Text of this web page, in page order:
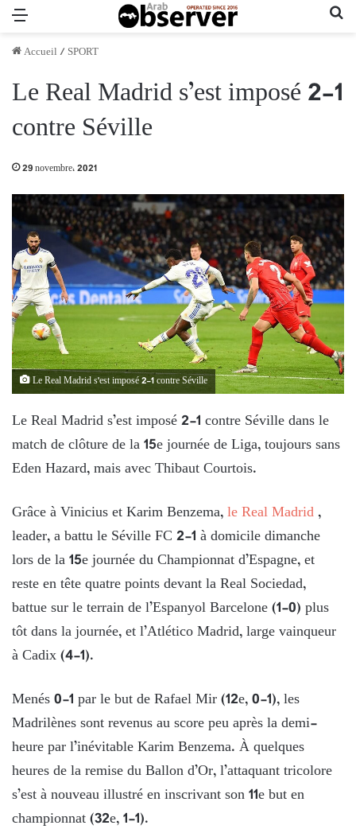
Accueil /SPORT
Le Real Madrid s’est imposé 2-1
contre Séville
29 novembre، 2021
Le Real Madrid s'est imposé 2-1 contre Séville
Le Real Madrid s’est imposé 2-1 contre Séville dans le
match de clôture de la 15e journée de Liga, toujours sans
Eden Hazard, mais avec Thibaut Courtois.
Grâce à Vinicius et Karim Benzema,le Real Madrid ,
leader, a battu le Séville FC 2-1 à domicile dimanche
lors de la 15e journée du Championnat d’Espagne, et
reste en tête quatre points devant la Real Sociedad,
battue sur le terrain de l’Espanyol Barcelone (1-0) plus
tôt dans la journée, et l’Atlético Madrid, large vainqueur
à Cadix (4-1).
Menés 0-1 par le but de Rafael Mir (12e, 0-1), les
Madrilènes sont revenus au score peu après la demi-
heure par l’inévitable Karim Benzema. À quelques
heures de la remise du Ballon d’Or, l’attaquant tricolore
s’est à nouveau illustré en inscrivant son 11e but en
championnat (32e, 1-1).